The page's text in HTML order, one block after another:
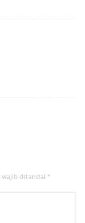
wajib ditandai *